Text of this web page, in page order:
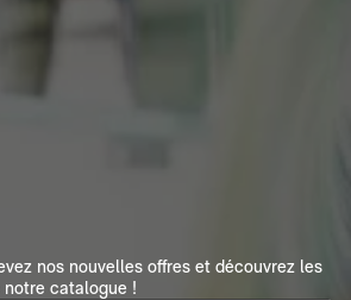
nos nouvelles offres et découvrez les
notre catalogue !